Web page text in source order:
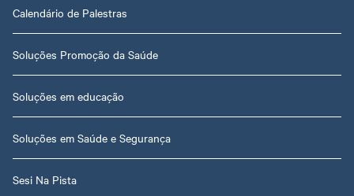
Calendário de Palestras
Soluções Promoção da Saúde
Soluções em educação
Soluções em Saúde e Segurança
Sesi Na Pista